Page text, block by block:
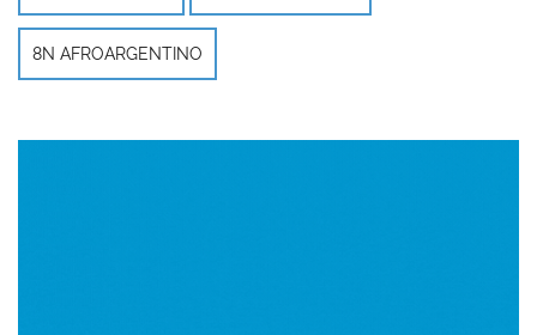
8N AFROARGENTINO